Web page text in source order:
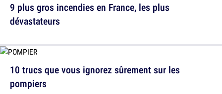
9 plus gros incendies en France, les plus
dévastateurs
10 trucs que vous ignorez sûrement sur les
pompiers